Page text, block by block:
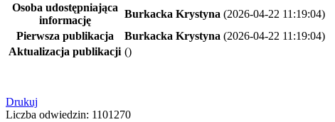
Osoba udostępniająca
informację
Burkacka Krystyna (2026-04-22 11:19:04)
Pierwsza publikacja
Burkacka Krystyna (2026-04-22 11:19:04)
Aktualizacja publikacji ()
Drukuj
Liczba odwiedzin: 1101270